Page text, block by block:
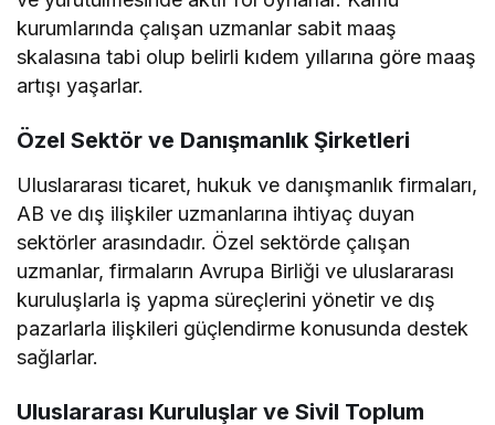
kurumlarında çalışan uzmanlar sabit maaş
skalasına tabi olup belirli kıdem yıllarına göre maaş
artışı yaşarlar.
Özel Sektör ve Danışmanlık Şirketleri
Uluslararası ticaret, hukuk ve danışmanlık firmaları,
AB ve dış ilişkiler uzmanlarına ihtiyaç duyan
sektörler arasındadır. Özel sektörde çalışan
uzmanlar, firmaların Avrupa Birliği ve uluslararası
kuruluşlarla iş yapma süreçlerini yönetir ve dış
pazarlarla ilişkileri güçlendirme konusunda destek
sağlarlar.
Uluslararası Kuruluşlar ve Sivil Toplum